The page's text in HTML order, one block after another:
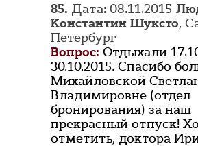
85. Дата: 08.11.2015
Константин Шуксто,
Петербург
Вопрос: Отдыхали
30.10.2015. Спасибо
Михайловской
Владимировне (отдел
бронирования) за наш
прекрасный отпуск!
отметить, доктора